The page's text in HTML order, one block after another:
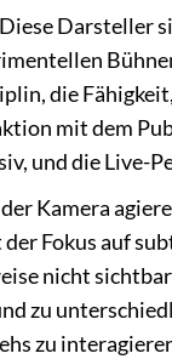
Diese Darsteller
die
mit dem
und die Live-
Kamera
Fokus auf
nicht
zu
zu